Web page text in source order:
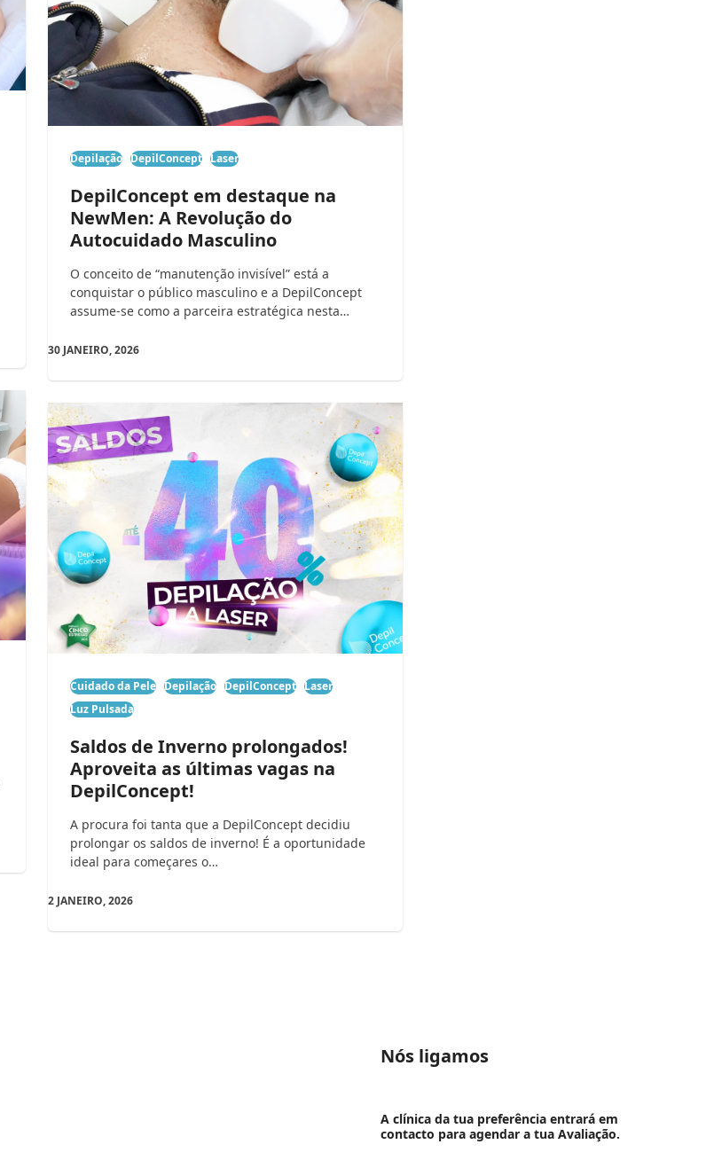
Depilação DepilConcept Laser
DepilConcept em destaque na
NewMen: A Revolução do
Autocuidado Masculino
O conceito de “manutenção invisível” está a
conquistar o público masculino e a DepilConcept
assume-se como a parceira estratégica nesta…
30 JANEIRO, 2026
Cuidado da Pele Depilação DepilConcept Laser
Luz Pulsada
Saldos de Inverno prolongados!
Aproveita as últimas vagas na
DepilConcept!
A procura foi tanta que a DepilConcept decidiu
prolongar os saldos de inverno! É a oportunidade
ideal para começares o…
2 JANEIRO, 2026
Nós ligamos
A clínica da tua preferência entrará em
contacto para agendar a tua Avaliação.